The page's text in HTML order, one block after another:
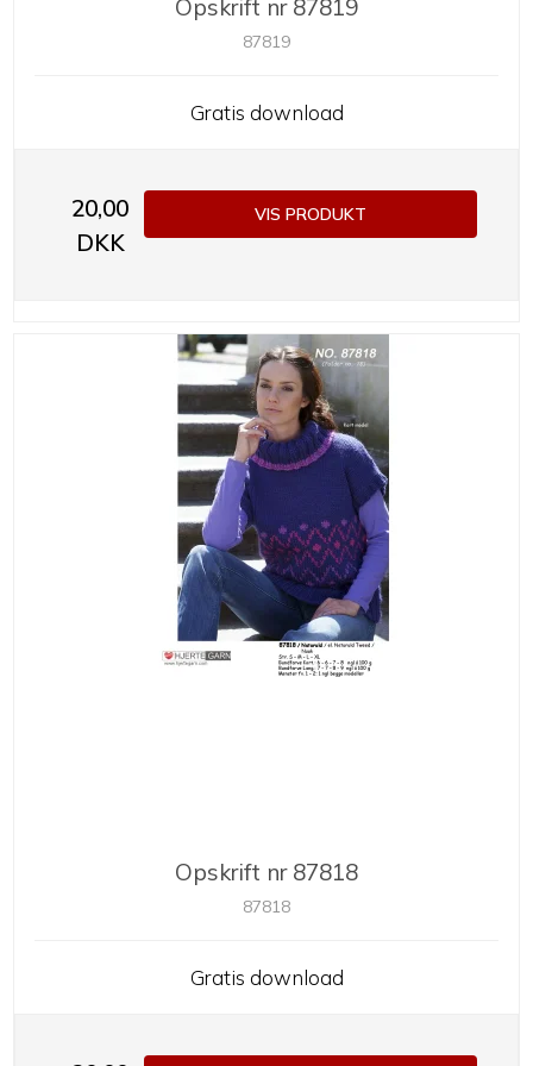
Opskrift nr 87819
87819
Gratis download
20,00
DKK
VIS PRODUKT
Opskrift nr 87818
87818
Gratis download